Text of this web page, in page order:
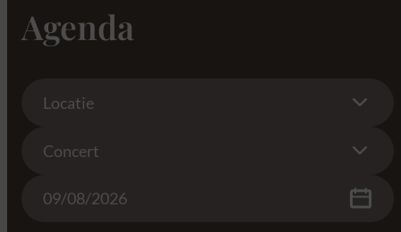
Agenda
Locatie
Concert